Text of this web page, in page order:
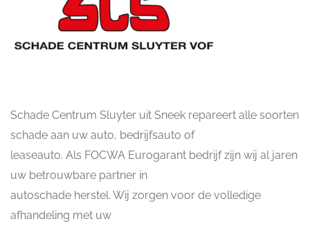
Schade Centrum Sluyter uit Sneek repareert alle soorten
schade aan uw auto, bedrijfsauto of
leaseauto. Als FOCWA Eurogarant bedrijf zijn wij al jaren
uw betrouwbare partner in
autoschade herstel. Wij zorgen voor de volledige
afhandeling met uw